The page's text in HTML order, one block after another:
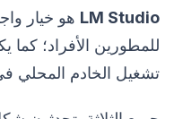
LM Studio هو خيار
تشغيل الخادم المحلي